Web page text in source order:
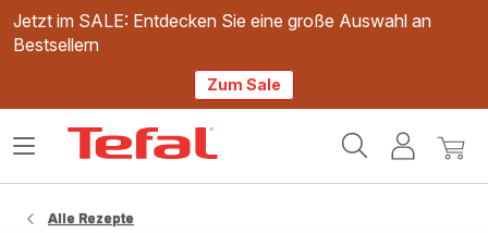
Jetzt im SALE: Entdecken Sie eine große Auswahl an
Bestsellern
Zum Sale
Mein
Mein
Das
Alle Rezepte